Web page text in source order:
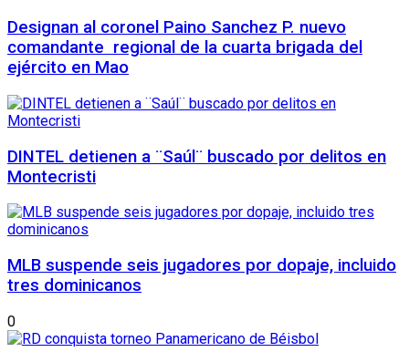
Designan al coronel Paino Sanchez P. nuevo
comandante regional de la cuarta brigada del
ejército en Mao
DINTEL detienen a ¨Saúl¨ buscado por delitos en
Montecristi
MLB suspende seis jugadores por dopaje, incluido
tres dominicanos
0